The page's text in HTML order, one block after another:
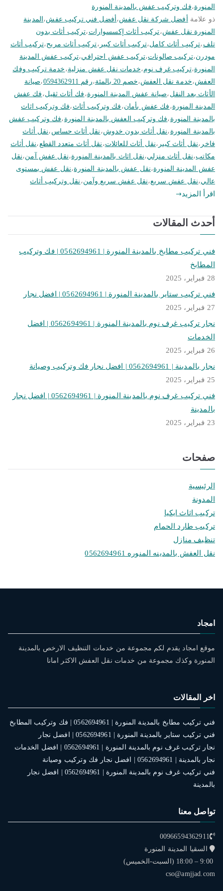
المنورة،فك وتركيب عفش بالمدينة المنورة
ذو علامة
أفضل شركة نقل عفش، أفضل فني تركيب عفش، المدينة
المنورة نقل عفش،تركيب أثاث إكسسوارات ،تركيب أثاث بدون
تلف ،تركيب أثاث كامل،تركيب أثاث كبير ،تركيب أثاث مريح،تركيب أثاث
مودرن،تركيب صالونات،تركيب عفش احترافي،تركيب عفش المدينة
المنورة،تركيب غرف نوم،خدمات نقل عفش منزلية، خدمة تركيب وفك
العفش،خدمة نقل العفش،خصم 20 بالمئة ،رقم 0594362911 ،صيانة
الأثاث بعد النقل ،صيانة عفش المدينة المنورة، فك أثاث ثقيل، فك عفش
المدينة المنورة، فك عفش بأمان، فك وتركيب أثاث ،فك وتركيب اثاث
بالمدينة المنورة ،فك وتركيب العفش بالمدينة المنورة ،فك وتركيب عفش
بالمدينة المنورة ،نقل أثاث بدون خدوش، نقل أثاث حساس ،نقل أثاث
فاخر ،نقل أثاث كبير ،نقل أثاث للعائلات، نقل أثاث متعدد القطع،نقل أثاث
مكاتب،نقل أثاث منزلي،نقل اثاث بالمدينة المنورة،نقل عفش آمن،نقل
عفش المدينة المنورة،نقل عفش بالمدينة المنورة،نقل عفش بمستوى
عالي،نقل عفش سريع،نقل عفش سريع وآمن، نقل وتركيب أثاث
اقرأ المزيد
أحدث المقالات
فني تركيب مطابخ بالمدينة المنورة | 0562694961 | فك وتركيب
المطابخ
28 فبراير، 2025
فني تركيب ستاير بالمدينة المنورة | 0562694961 | افضل نجار
27 فبراير، 2025
نجار تركيب غرف نوم بالمدينة المنورة | 0562694961 | افضل
الخدمات
26 فبراير، 2025
نجار بالمدينة | 0562694961 | افضل نجار فك وتركيب وصيانة
25 فبراير، 2025
فني تركيب غرف نوم بالمدينة المنورة | 0562694961 | افضل نجار
بالمدينة
23 فبراير، 2025
صفحات
الرئيسية
المدونة
تركيب اثاث ايكيا
تركيب طارد الحمام
تنظيف منازل
نقل العفش بالمدينه المنوره 0562694961
امجاد
موقع امجاد يقدم لكم مجموعة من خدمات التنظيف الارخص بالمدينة
المنورة وكذك مجموعة من خدمات نقل العفش الاكثر امانا
اخر المقالات
فني تركيب مطابخ بالمدينة المنورة | 0562694961 | فك وتركيب المطابخ
فني تركيب ستاير بالمدينة المنورة | 0562694961 | افضل نجار
نجار تركيب غرف نوم بالمدينة المنورة | 0562694961 | افضل الخدمات
نجار بالمدينة | 0562694961 | افضل نجار فك وتركيب وصيانة
فني تركيب غرف نوم بالمدينة المنورة | 0562694961 | افضل نجار
بالمدينة
تواصل معنا
00966594362911
السقيا المدينة المنورة
9:00 – 18:00 (السبت-الخميس)
cso@amjjad.com